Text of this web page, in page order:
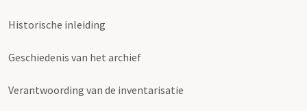
Historische inleiding
Geschiedenis van het archief
Verantwoording van de inventarisatie